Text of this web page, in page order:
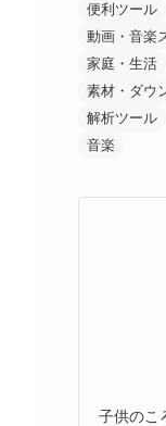
便利ツール
動画・音楽
家庭・生活
素材・ダウ
解析ツール
音楽
子供のこ